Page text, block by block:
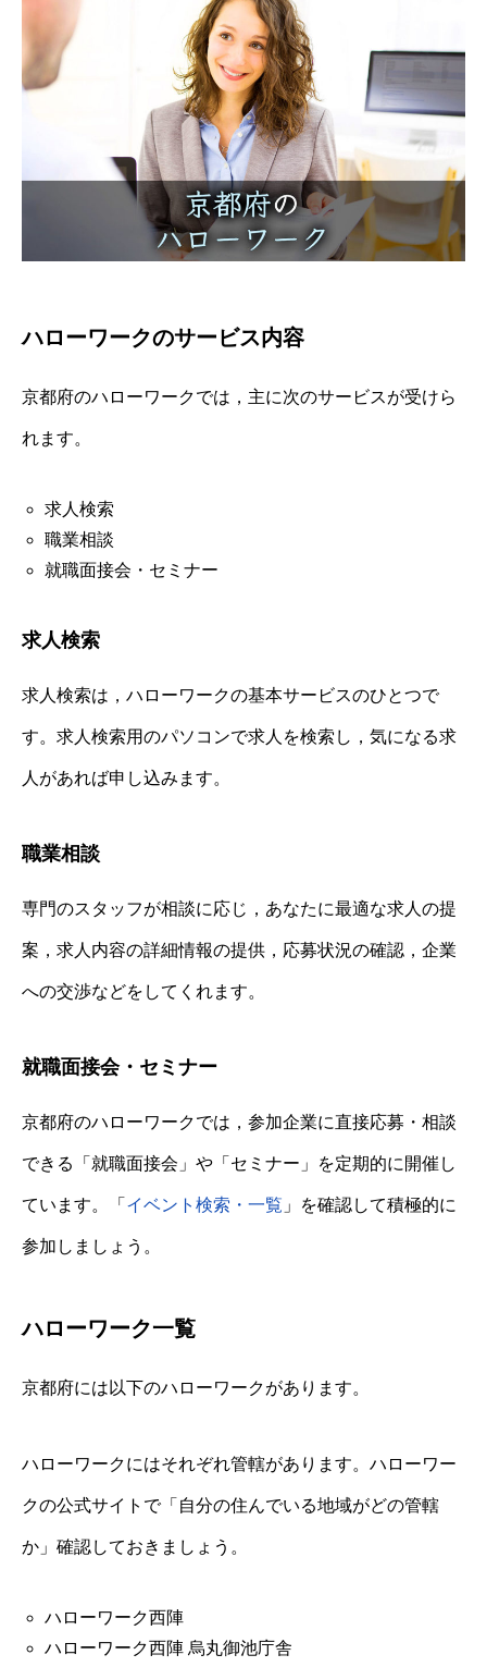
ハローワークのサービス内容
京都府のハローワークでは，主に次のサービスが受けら
れます。
求人検索
職業相談
就職面接会・セミナー
求人検索
求人検索は，ハローワークの基本サービスのひとつで
す。求人検索用のパソコンで求人を検索し，気になる求
人があれば申し込みます。
職業相談
専門のスタッフが相談に応じ，あなたに最適な求人の提
案，求人内容の詳細情報の提供，応募状況の確認，企業
への交渉などをしてくれます。
就職面接会・セミナー
京都府のハローワークでは，参加企業に直接応募・相談
できる「就職面接会」や「セミナー」を定期的に開催し
ています。「 イベント検索・一覧 」を確認して積極的に
参加しましょう。
ハローワーク一覧
京都府には以下のハローワークがあります。
ハローワークにはそれぞれ管轄があります。ハローワー
クの公式サイトで「自分の住んでいる地域がどの管轄
か」確認しておきましょう。
ハローワーク西陣
ハローワーク西陣 烏丸御池庁舎